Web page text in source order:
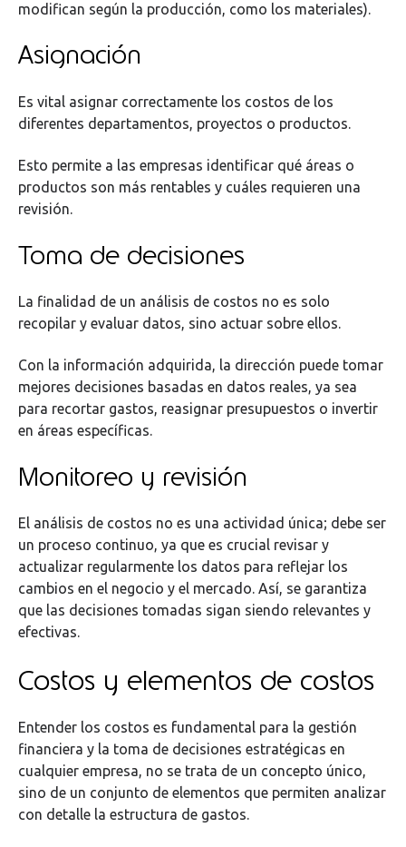
modifican según la producción, como los materiales).
Asignación
Es vital asignar correctamente los costos de los
diferentes departamentos, proyectos o productos.
Esto permite a las empresas identificar qué áreas o
productos son más rentables y cuáles requieren una
revisión.
Toma de decisiones
La finalidad de un análisis de costos no es solo
recopilar y evaluar datos, sino actuar sobre ellos.
Con la información adquirida, la dirección puede tomar
mejores decisiones basadas en datos reales, ya sea
para recortar gastos, reasignar presupuestos o invertir
en áreas específicas.
Monitoreo y revisión
El análisis de costos no es una actividad única; debe ser
un proceso continuo, ya que es crucial revisar y
actualizar regularmente los datos para reflejar los
cambios en el negocio y el mercado. Así, se garantiza
que las decisiones tomadas sigan siendo relevantes y
efectivas.
Costos y elementos de costos
Entender los costos es fundamental para la gestión
financiera y la toma de decisiones estratégicas en
cualquier empresa, no se trata de un concepto único,
sino de un conjunto de elementos que permiten analizar
con detalle la estructura de gastos.